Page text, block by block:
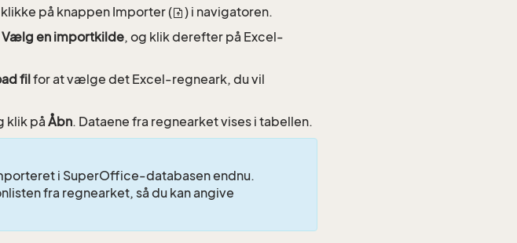
på knappen Importer (
) i navigatoren.
Vælg en importkilde, og klik derefter på Excel-
fil for at vælge det Excel-regneark, du vil
klik på Åbn. Dataene fra regnearket vises i tabellen.
i SuperOffice-databasen endnu.
fra regnearket, så du kan angive